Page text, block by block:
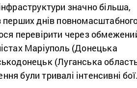
значно більша,
перших днів
перевірити через
Маріуполь (Донецька
(Луганська
були тривалі інтенсивні